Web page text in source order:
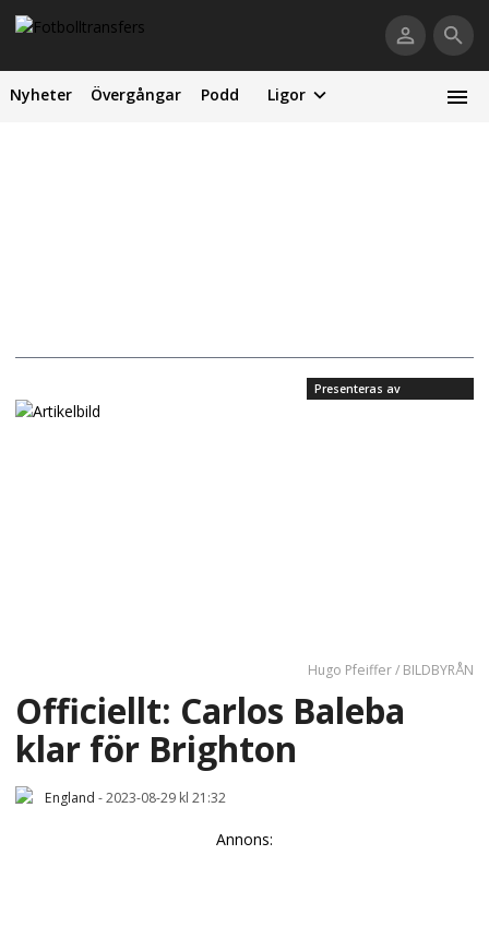
Nyheter Övergångar Podd Ligor
Presenteras av
Hugo Pfeiffer / BILDBYRÅN
Officiellt: Carlos Baleba
klar för Brighton
England -2023-08-29 kl 21:32
Annons: